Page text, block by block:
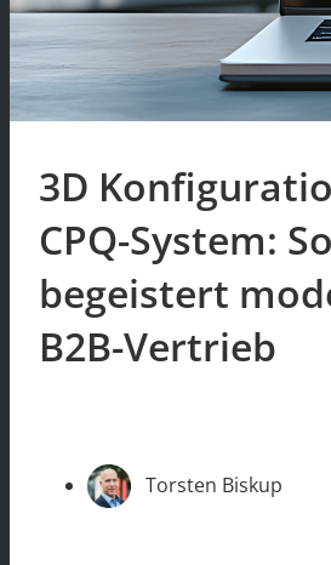
3D
CPQ-System: So
begeistert
B2B-Vertrieb
Torsten Biskup